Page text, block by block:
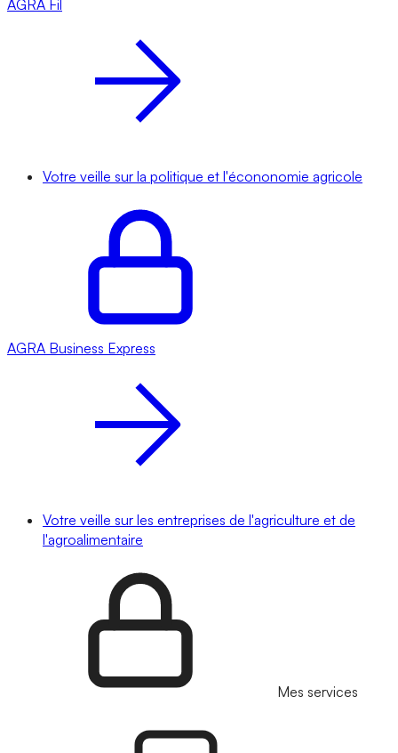
AGRA Fil
Votre veille sur la politique et l'écononomie agricole
AGRA Business Express
Votre veille sur les entreprises de l'agriculture et de
l'agroalimentaire
Mes services